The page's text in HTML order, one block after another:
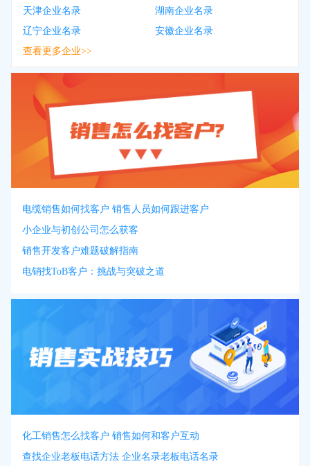
天津企业名录
湖南企业名录
辽宁企业名录
安徽企业名录
查看更多企业>>
电缆销售如何找客户 销售人员如何跟进客户
小企业与初创公司怎么获客
销售开发客户难题破解指南
电销找ToB客户：挑战与突破之道
化工销售怎么找客户 销售如何和客户互动
查找企业老板电话方法 企业名录老板电话名录